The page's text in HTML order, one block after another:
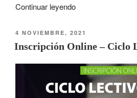
Continuar leyendo
4 NOVIEMBRE, 2021
Inscripción Online – Ciclo